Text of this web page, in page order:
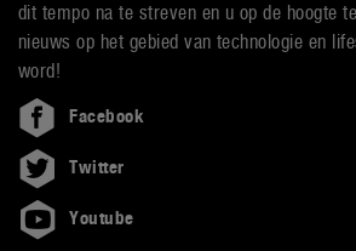
dit tempo na te streven en u op de hoogte
nieuws op het gebied van technologie en
word!
Facebook
Twitter
Youtube